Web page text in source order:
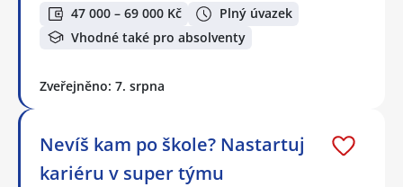
47 000 – 69 000 Kč
Plný úvazek
Vhodné také pro absolventy
Zveřejněno: 7. srpna
Nevíš kam po škole? Nastartuj
kariéru v super týmu